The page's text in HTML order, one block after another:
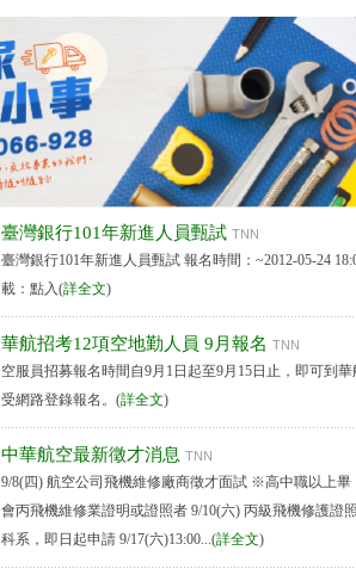
臺灣銀行101年新進人員甄試 TNN
臺灣銀行101年新進人員甄試 報名時間：~2012-05-24
載：點入(詳全文)
華航招考12項空地勤人員 9月報名 TNN
空服員招募報名時間自9月1日起至9月15日止，即可到
受網路登錄報名。(詳全文)
中華航空最新徵才消息 TNN
9/8(四) 航空公司飛機維修廠商徵才面試 ※高中職以上
會丙飛機維修業證明或證照者 9/10(六) 丙級飛機修護
科系，即日起申請 9/17(六)13:00...(詳全文)